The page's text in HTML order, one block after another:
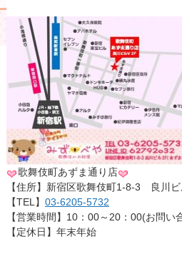
歌舞伎町あずま通り店
【住所】新宿区歌舞伎町1-8-3 良川
【TEL】 03-6205-5732
【営業時間】10：00～20：00(お問い
【定休日】年末年始